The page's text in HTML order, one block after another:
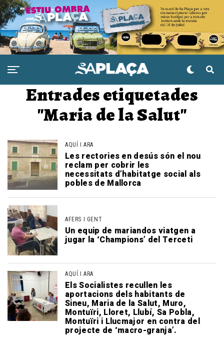
Entrades etiquetades
"Maria de la Salut"
AQUÍ I ARA
Les rectories en desús són el nou
reclam per cobrir les
necessitats d’habitatge social als
pobles de Mallorca
AFERS I GENT
Un equip de mariandos viatgen a
jugar la ‘Champions’ del Terceti
AQUÍ I ARA
Els Socialistes recullen les
aportacions dels habitants de
Sineu, Maria de la Salut, Muro,
Montuïri, Lloret, Llubí, Sa Pobla,
Montuïri i Llucmajor en contra del
projecte de ‘macro-granja’.